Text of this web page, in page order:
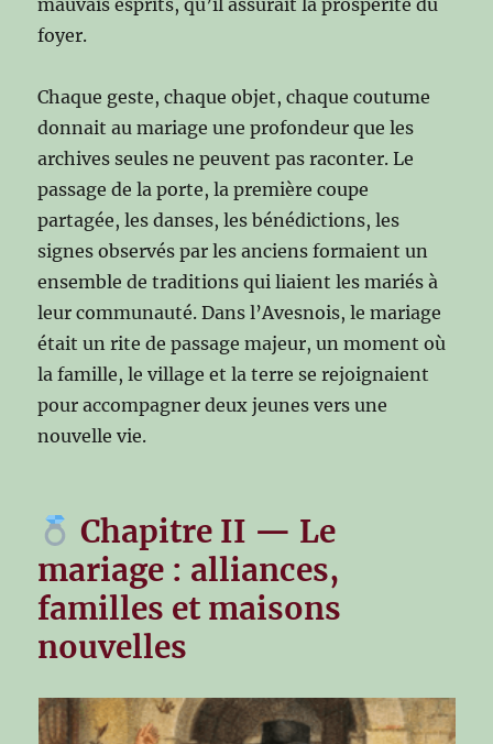
foyer.
Chaque geste, chaque objet, chaque coutume
donnait au mariage une profondeur que les
archives seules ne peuvent pas raconter. Le
passage de la porte, la première coupe
partagée, les danses, les bénédictions, les
signes observés par les anciens formaient un
ensemble de traditions qui liaient les mariés à
leur communauté. Dans l’Avesnois, le mariage
était un rite de passage majeur, un moment où
la famille, le village et la terre se rejoignaient
pour accompagner deux jeunes vers une
nouvelle vie.
Chapitre II — Le
mariage : alliances,
familles et maisons
nouvelles